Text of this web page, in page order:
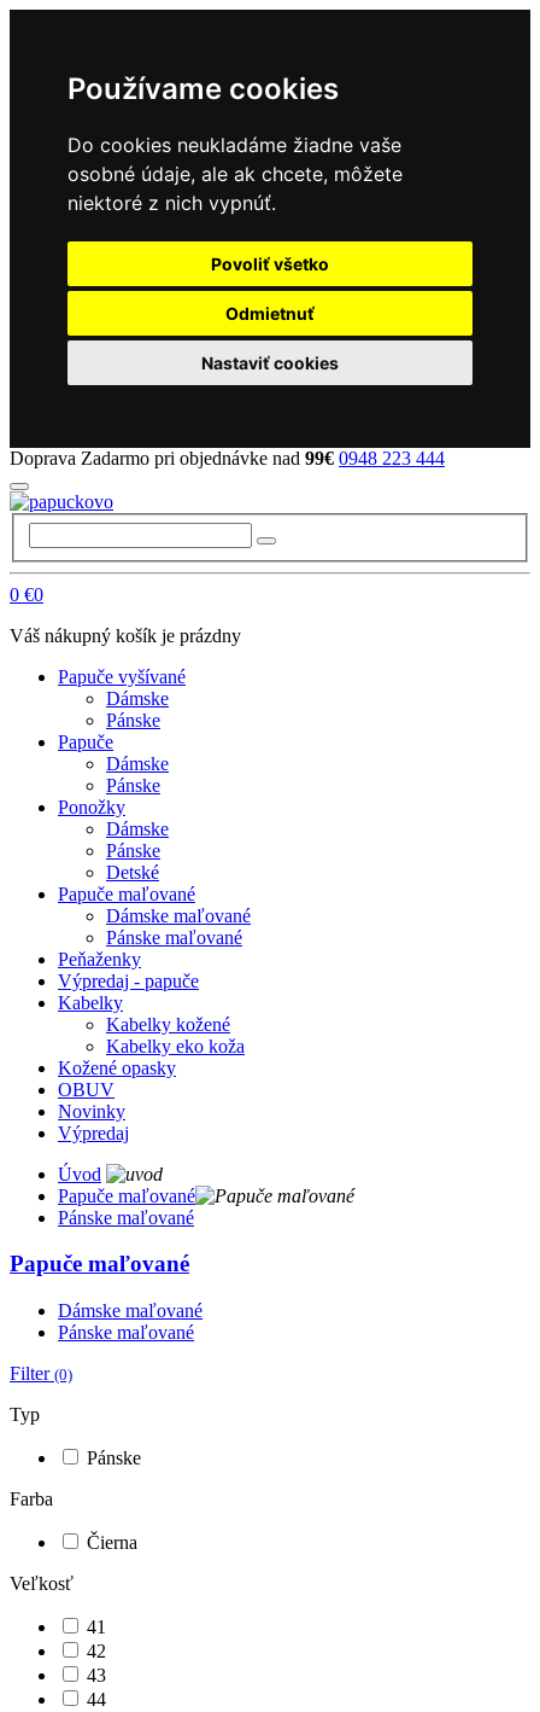
Používame cookies
Do cookies neukladáme žiadne vaše
osobné údaje, ale ak chcete, môžete
niektoré z nich vypnúť.
Povoliť všetko
Odmietnuť
Nastaviť cookies
Doprava Zadarmo pri objednávke nad 99€ 0948 223 444
0 €0
Váš nákupný košík je prázdny
Papuče vyšívané
Dámske
Pánske
Papuče
Dámske
Pánske
Ponožky
Dámske
Pánske
Detské
Papuče maľované
Dámske maľované
Pánske maľované
Peňaženky
Výpredaj - papuče
Kabelky
Kabelky kožené
Kabelky eko koža
Kožené opasky
OBUV
Novinky
Výpredaj
Úvod
Papuče maľované
Pánske maľované
Papuče maľované
Dámske maľované
Pánske maľované
Filter (0)
Typ
Pánske
Farba
Čierna
Veľkosť
41
42
43
44